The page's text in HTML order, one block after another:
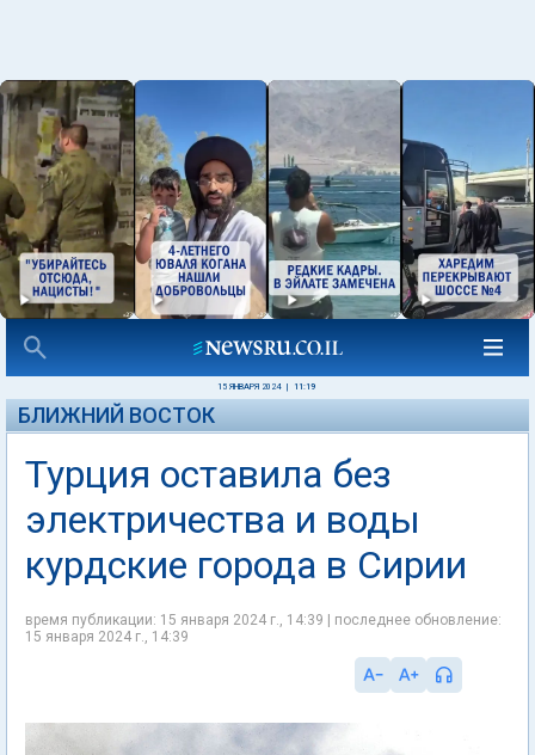
15 ЯНВАРЯ 2024 11:19
БЛИЖНИЙ ВОСТОК
Турция оставила без
электричества и воды
курдские города в Сирии
время публикации: 15 января 2024 г., 14:39 | последнее обновление:
15 января 2024 г., 14:39